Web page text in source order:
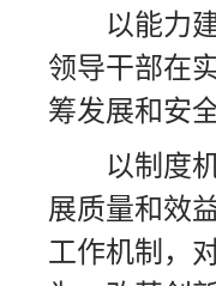
以能力
领导干部在
筹发展和安
以制度
展质量和效
工作机制，